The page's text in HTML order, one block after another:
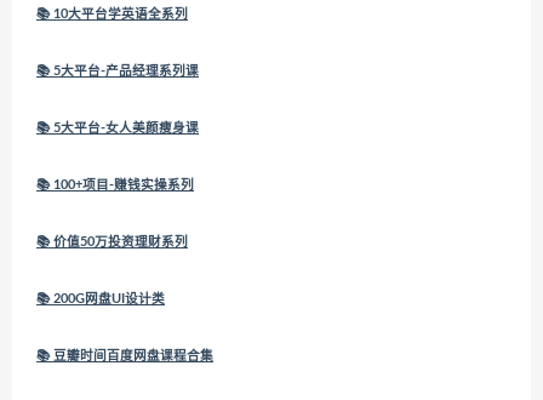
📚 10大平台学英语全系列
📚 5大平台-产品经理系列课
📚 5大平台-女人美颜瘦身课
📚 100+项目-赚钱实操系列
📚 价值50万投资理财系列
📚 200G网盘UI设计类
📚 豆瓣时间百度网盘课程合集